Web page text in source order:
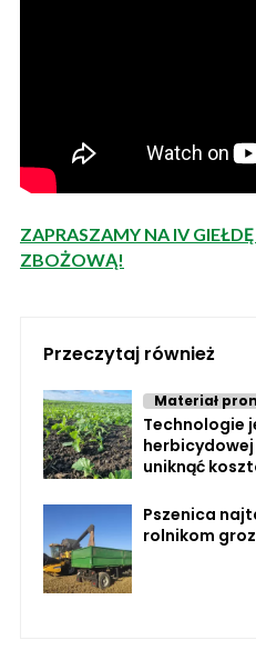
ZAPRASZAMY NA IV
ZBOŻOWĄ!
Przeczytaj również
Materiał
Technologie
uniknąć
Pszenica
rolnikom